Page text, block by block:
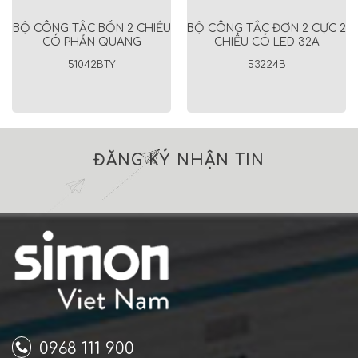
BỘ CÔNG TẮC BỐN 2 CHIỀU
CÓ PHẢN QUANG
51042BTY
BỘ CÔNG TẮC ĐƠN 2 CỰC 2
CHIỀU CÓ LED 32A
53224B
ĐĂNG KÝ NHẬN TIN
0968 111 900